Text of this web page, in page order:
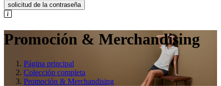
solicitud de la contraseña
Promoción & Merchandising
Página principal
Colección completa
Promoción & Merchandising